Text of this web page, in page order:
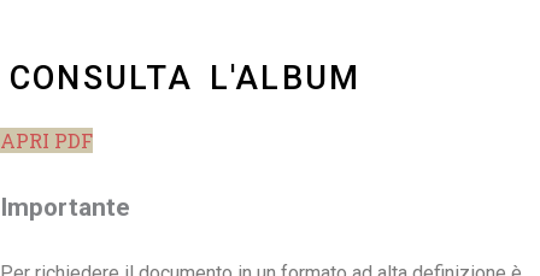
CONSULTA L'ALBUM
APRI PDF
Importante